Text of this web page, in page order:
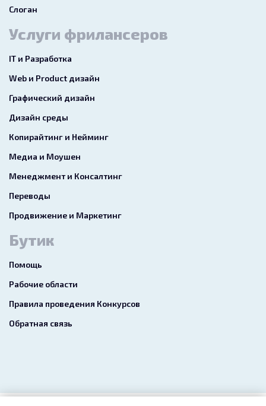
Слоган
Услуги фрилансеров
IT и Разработка
Web и Product дизайн
Графический дизайн
Дизайн среды
Копирайтинг и Нейминг
Медиа и Моушен
Менеджмент и Консалтинг
Переводы
Продвижение и Маркетинг
Бутик
Помощь
Рабочие области
Правила проведения Конкурсов
Обратная связь